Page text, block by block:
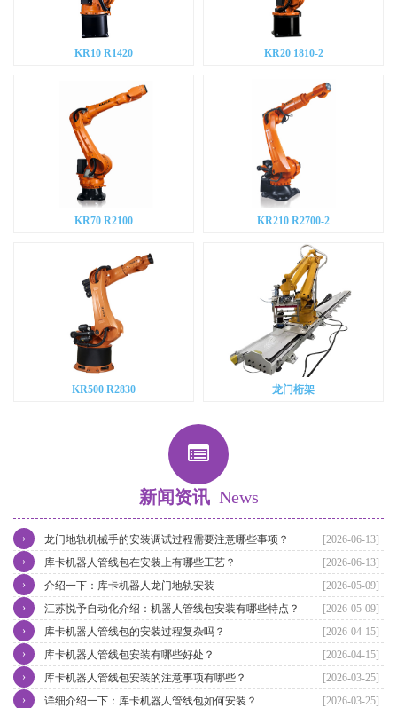
KR10 R1420 KR20 1810-2
KR70 R2100 KR210 R2700-2
KR500 R2830 龙门桁架
新闻资讯 News
[2026-06-13]
龙门地轨机械手的安装调试过程需要注意哪些事项？
›
[2026-06-13]
库卡机器人管线包在安装上有哪些工艺？
›
[2026-05-09]
介绍一下：库卡机器人龙门地轨安装
›
[2026-05-09]
江苏悦予自动化介绍：机器人管线包安装有哪些特点？
›
[2026-04-15]
库卡机器人管线包的安装过程复杂吗？
›
[2026-04-15]
库卡机器人管线包安装有哪些好处？
›
[2026-03-25]
库卡机器人管线包安装的注意事项有哪些？
›
[2026-03-25]
详细介绍一下：库卡机器人管线包如何安装？
›